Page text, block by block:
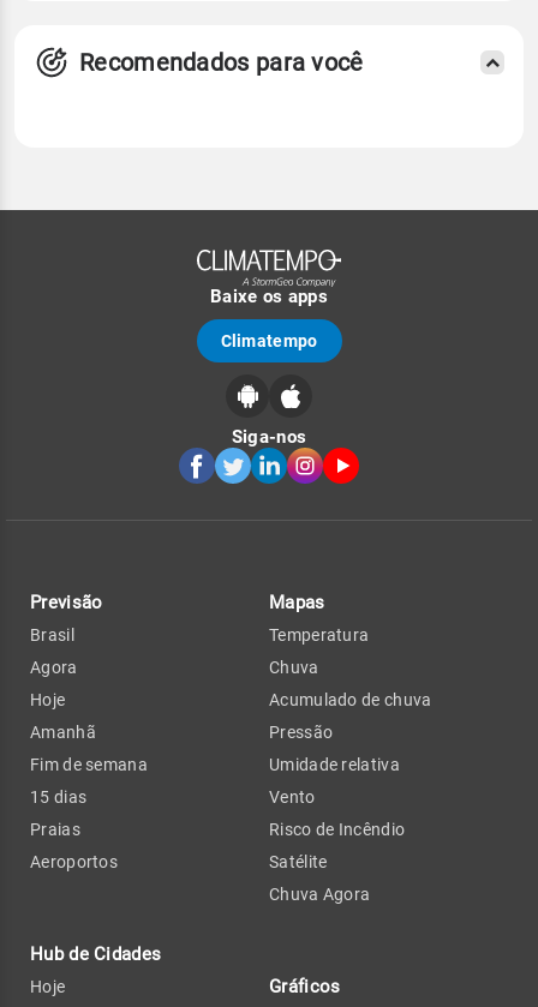
Recomendados para você
Baixe os apps
Climatempo
Siga-nos
Previsão
Brasil
Agora
Hoje
Amanhã
Fim de semana
15 dias
Praias
Aeroportos
Hub de Cidades
Hoje
Mapas
Temperatura
Chuva
Acumulado de chuva
Pressão
Umidade relativa
Vento
Risco de Incêndio
Satélite
Chuva Agora
Gráficos